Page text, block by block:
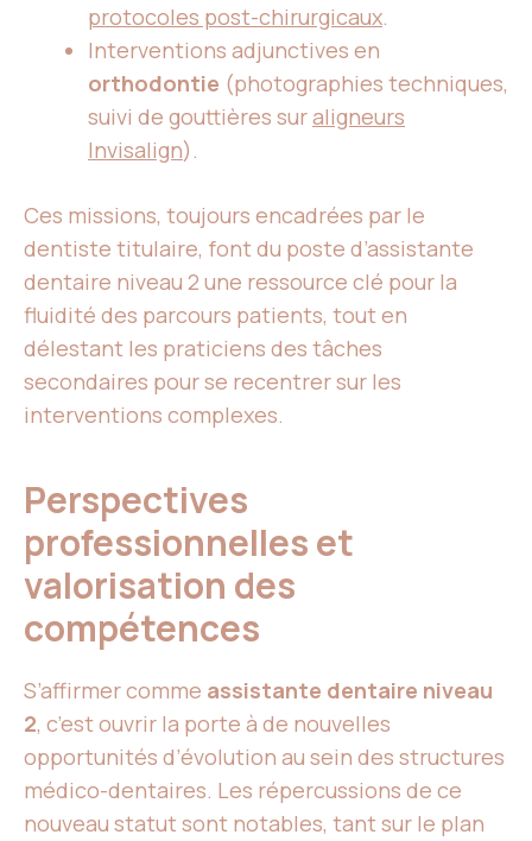
protocoles post-chirurgicaux.
Interventions adjunctives en
orthodontie (photographies techniques,
suivi de gouttières suraligneurs
Invisalign).
Ces missions, toujours encadrées par le
dentiste titulaire, font du poste d’assistante
dentaire niveau 2 une ressource clé pour la
fluidité des parcours patients, tout en
délestant les praticiens des tâches
secondaires pour se recentrer sur les
interventions complexes.
Perspectives
professionnelles et
valorisation des
compétences
S’affirmer comme assistante dentaire niveau
2, c’est ouvrir la porte à de nouvelles
opportunités d’évolution au sein des structures
médico-dentaires. Les répercussions de ce
nouveau statut sont notables, tant sur le plan